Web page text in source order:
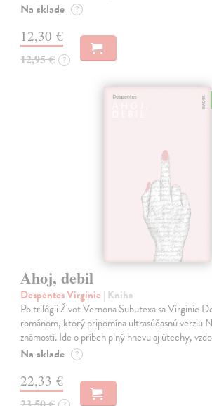
Na sklade ?
12,30 €
12,95 € ?
Ahoj, debil
Despentes Virginie | Kniha
Po trilógii Život Vernona Subutexa sa Virginie
románom, ktorý pripomína ultrasúčasnú verziu
známostí. Ide o príbeh plný hnevu aj útechy,
Na sklade ?
22,33 €